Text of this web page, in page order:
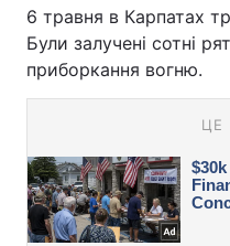
6 травня в Карпатах
Були залучені сотні
приборкання вогню.